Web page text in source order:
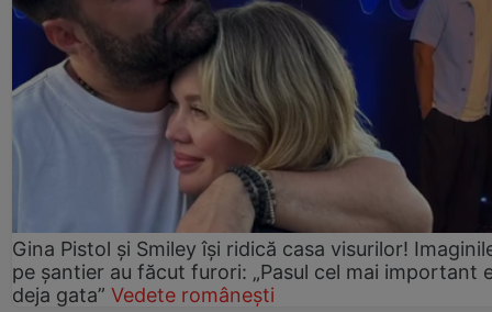
Gina Pistol și Smiley își ridică casa visurilor!
pe șantier au făcut furori: „Pasul cel mai important
deja gata” Vedete românești